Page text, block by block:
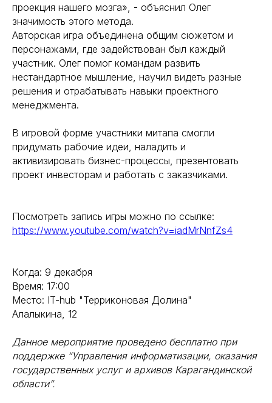
проекция нашего мозга», - объяснил Олег
значимость этого метода.
Авторская игра объединена общим сюжетом и
персонажами, где задействован был каждый
участник. Олег помог командам развить
нестандартное мышление, научил видеть разные
решения и отрабатывать навыки проектного
менеджмента.
В игровой форме участники митапа смогли
придумать рабочие идеи, наладить и
активизировать бизнес-процессы, презентовать
проект инвесторам и работать с заказчиками.
Посмотреть запись игры можно по ссылке:
https://www.youtube.com/watch?v=iadMrNnfZs4
Когда: 9 декабря
Время: 17:00
Место: IT-hub "Терриконовая Долина"
Алалыкина, 12
Данное мероприятие проведено бесплатно при
поддержке “Управления информатизации, оказания
государственных услуг и архивов Карагандинской
области”.